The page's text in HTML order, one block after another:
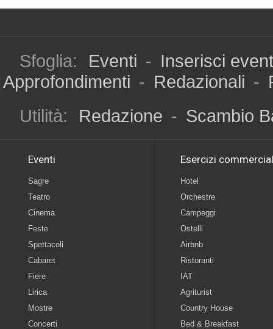
Sfoglia: Eventi - Inserisci
Approfondimenti - Redazionali -
Utilità:
Redazione - Scambio
Eventi
Sagre
Teatro
Cinema
Feste
Spettacoli
Cabaret
Fiere
Lirica
Mostre
Concerti
Esercizi
Hotel
Orchestre
Campeggi
Ostelli
Airbnb
Ristoranti
IAT
Agriturist
Country House
Bed & Breakfast